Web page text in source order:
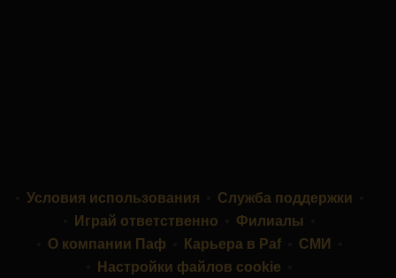
Условия использования
Служба поддержки
Играй ответственно
Филиалы
О компании Паф
Карьера в Paf
СМИ
Настройки файлов cookie